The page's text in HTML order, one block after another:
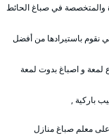
والمتخصصة في صباغ الحائط
نقوم باستيرادها من أفضل
لمعة و اصباغ بدوت لمعة
باركية ,
على معلم صباغ منازل